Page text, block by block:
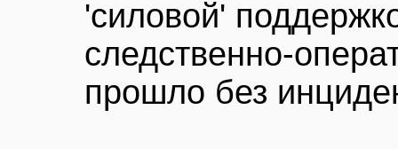
'силовой'
следственно-
прошло без